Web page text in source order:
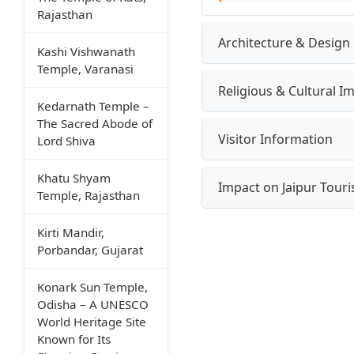
Rajasthan
Kashi Vishwanath
Temple, Varanasi
Kedarnath Temple –
The Sacred Abode of
Lord Shiva
Khatu Shyam
Temple, Rajasthan
Kirti Mandir,
Porbandar, Gujarat
Konark Sun Temple,
Odisha – A UNESCO
World Heritage Site
Known for Its
Architecture & Design
Religious & Cultural
Visitor Information
Impact on Jaipur